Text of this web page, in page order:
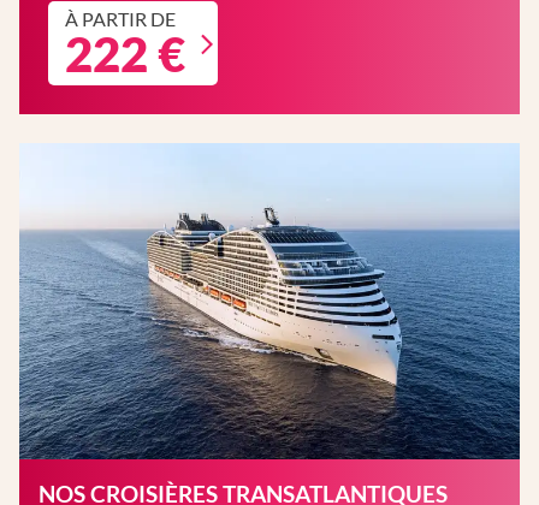
À PARTIR DE
222 €
NOS CROISIÈRES TRANSATLANTIQUES